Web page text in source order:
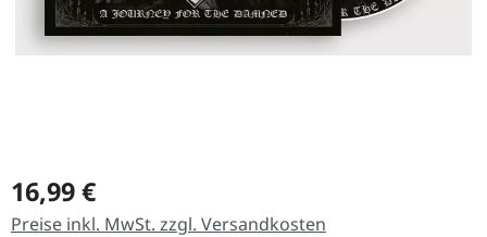
Regulärer Preis:
16,99 €
Preise inkl. MwSt. zzgl. Versandkosten